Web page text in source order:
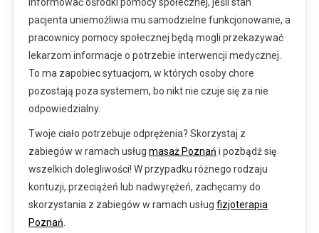
pacjenta uniemożliwia mu samodzielne funkcjonowanie, a
pracownicy pomocy społecznej będą mogli przekazywać
lekarzom informacje o potrzebie interwencji medycznej.
To ma zapobiec sytuacjom, w których osoby chore
pozostają poza systemem, bo nikt nie czuje się za nie
odpowiedzialny.
Twoje ciało potrzebuje odprężenia? Skorzystaj z
zabiegów w ramach usług masaż Poznań i pozbądź się
wszelkich dolegliwości! W przypadku różnego rodzaju
kontuzji, przeciążeń lub nadwyrężeń, zachęcamy do
skorzystania z zabiegów w ramach usług fizjoterapia
Poznań